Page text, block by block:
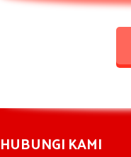
HUBUNGI KAMI